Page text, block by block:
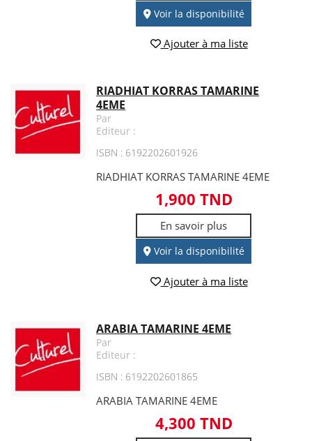
Voir la disponibilité
Ajouter à ma liste
RIADHIAT KORRAS TAMARINE
4EME
Par
Editeur :
ISBN : 6192202601926
RIADHIAT KORRAS TAMARINE 4EME
1,900 TND
En savoir plus
Voir la disponibilité
Ajouter à ma liste
ARABIA TAMARINE 4EME
Par
Editeur :
ISBN : 6192202601865
ARABIA TAMARINE 4EME
4,300 TND